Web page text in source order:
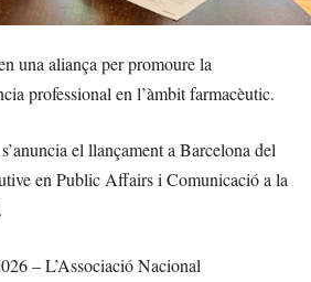
una aliança per promoure la
professional en l’àmbit farmacèutic.
el llançament a Barcelona del
en Public Affairs i Comunicació a la
– L’Associació Nacional